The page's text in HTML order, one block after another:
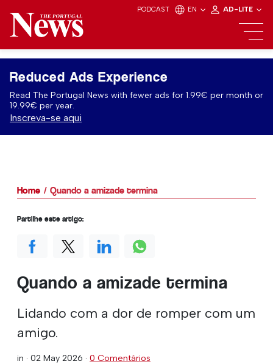
PODCAST EN AD-LITE
Reduced Ads Experience
Read The Portugal News with fewer ads for 1.99€ per month or
19.99€ per year.
Inscreva-se aqui
Home Quando a amizade termina
Quando a amizade termina
Lidando com a dor de romper com um
amigo.
in · 02 May 2026 · 0 Comentários
Partilhe este artigo: